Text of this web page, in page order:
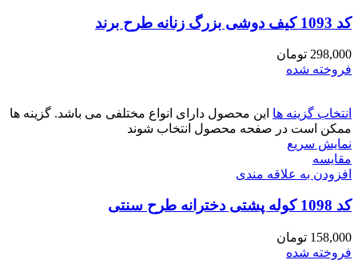
کد 1093 کیف دوشی بزرگ زنانه طرح برند
298,000 تومان
فروخته شده
انتخاب گزینه ها این محصول دارای انواع مختلفی می باشد. گزینه ها
ممکن است در صفحه محصول انتخاب شوند
نمایش سریع
مقايسه
افزودن به علاقه مندی
کد 1098 کوله پشتی دخترانه طرح سنتی
158,000 تومان
فروخته شده